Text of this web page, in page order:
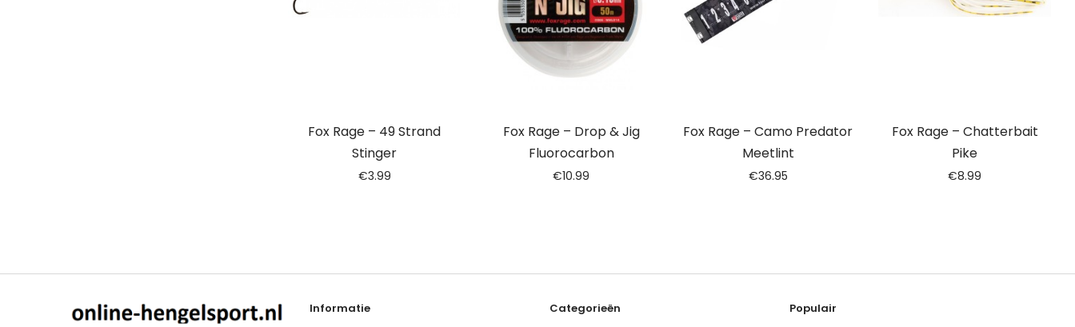
Fox Rage – 49 Strand
Stinger
€3.99
Fox Rage – Drop & Jig
Fluorocarbon
€10.99
Fox Rage – Camo Predator
Meetlint
€36.95
Fox Rage – Chatterbait
Pike
€8.99
Informatie Categorieën Populair